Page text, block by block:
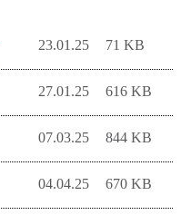
23.01.25 71 KB
27.01.25 616 KB
07.03.25 844 KB
04.04.25 670 KB